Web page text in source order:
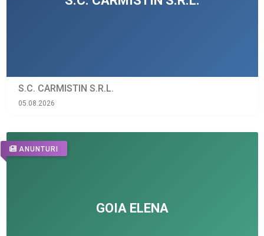
S.C. CARMISTIN S.R.L.
05.08.2026
ANUNTURI